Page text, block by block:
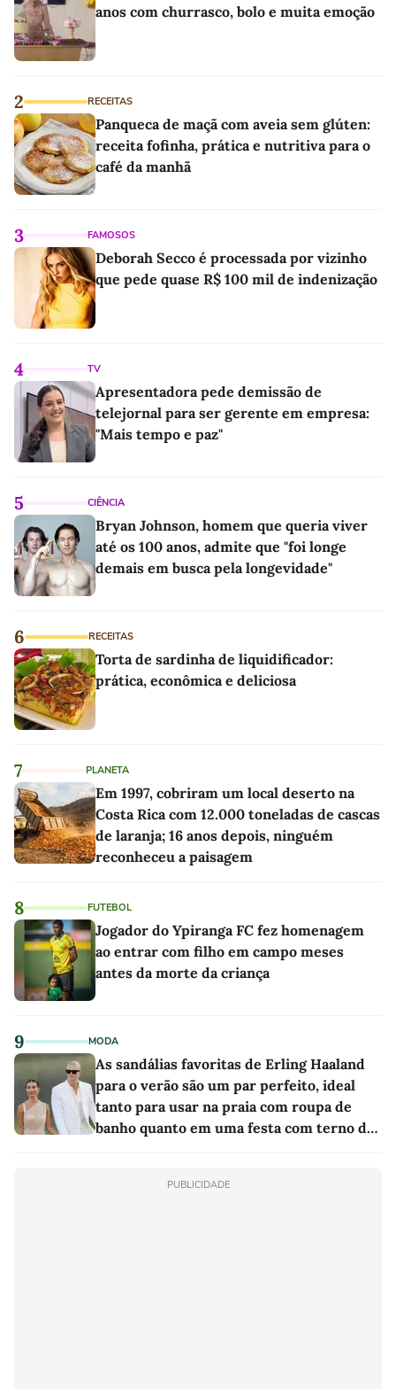
anos com churrasco, bolo e muita emoção
2 RECEITAS
Panqueca de maçã com aveia sem glúten:
receita fofinha, prática e nutritiva para o
café da manhã
3 FAMOSOS
Deborah Secco é processada por vizinho
que pede quase R$ 100 mil de indenização
4 TV
Apresentadora pede demissão de
telejornal para ser gerente em empresa:
"Mais tempo e paz"
5 CIÊNCIA
Bryan Johnson, homem que queria viver
até os 100 anos, admite que "foi longe
demais em busca pela longevidade"
6 RECEITAS
Torta de sardinha de liquidificador:
prática, econômica e deliciosa
7 PLANETA
Em 1997, cobriram um local deserto na
Costa Rica com 12.000 toneladas de cascas
de laranja; 16 anos depois, ninguém
reconheceu a paisagem
8 FUTEBOL
Jogador do Ypiranga FC fez homenagem
ao entrar com filho em campo meses
antes da morte da criança
9 MODA
As sandálias favoritas de Erling Haaland
para o verão são um par perfeito, ideal
tanto para usar na praia com roupa de
banho quanto em uma festa com terno de
PUBLICIDADE